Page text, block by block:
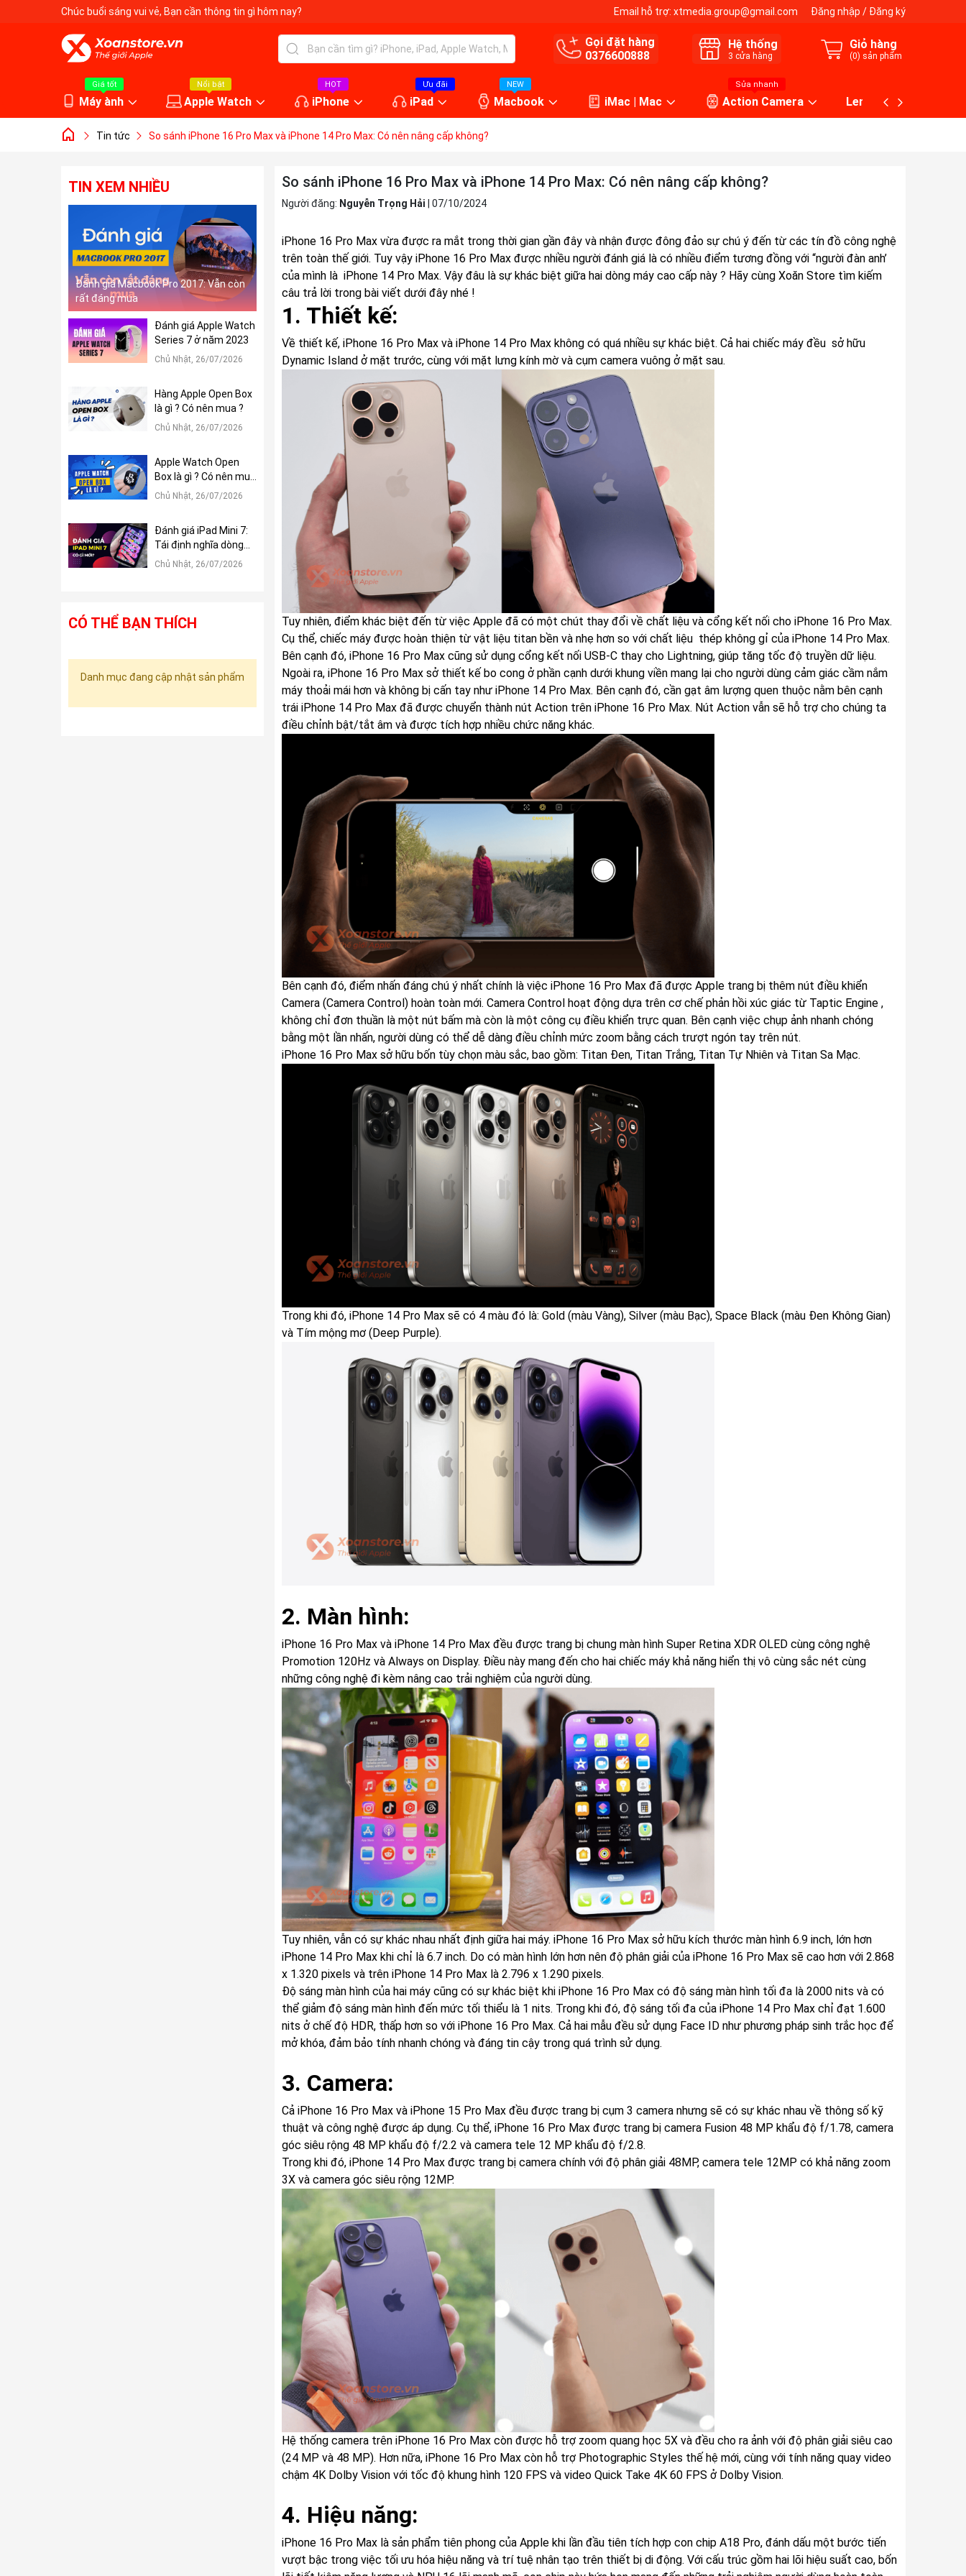
Chúc buổi sáng vui vẻ, Bạn cần thông tin gì hôm nay? Email hỗ trợ: xtmedia.group@gmail.com Đăng nhập / Đăng ký
Gọi đặt hàng
0376600888
Hệ thống
3 cửa hàng
Giỏ hàng
(0) sản phẩm
Giá tốt
Máy ành
Nổi bật
Apple Watch
HOT
iPhone
Ưu đãi
iPad
NEW
Macbook iMac | Mac
Sửa nhanh
Action Camera Lens máy ảnh
Tin tức So sánh iPhone 16 Pro Max và iPhone 14 Pro Max: Có nên nâng cấp không?
So sánh iPhone 16 Pro Max và iPhone 14 Pro Max: Có nên nâng cấp không?
Người đăng: Nguyễn Trọng Hải 07/10/2024
iPhone 16 Pro Max vừa được ra mắt trong thời gian gần đây và nhận được đông đảo sự chú ý đến từ các tín đồ công nghệ
trên toàn thế giới. Tuy vậy iPhone 16 Pro Max được nhiều người đánh giá là có nhiều điểm tương đồng với “người đàn anh’
của mình là iPhone 14 Pro Max. Vậy đâu là sự khác biệt giữa hai dòng máy cao cấp này ? Hãy cùng Xoăn Store tìm kiếm
câu trả lời trong bài viết dưới đây nhé !
1. Thiết kế:
Về thiết kế, iPhone 16 Pro Max và iPhone 14 Pro Max không có quá nhiều sự khác biệt. Cả hai chiếc máy đều sở hữu
Dynamic Island ở mặt trước, cùng với mặt lưng kính mờ và cụm camera vuông ở mặt sau.
Tuy nhiên, điểm khác biệt đến từ việc Apple đã có một chút thay đổi về chất liệu và cổng kết nối cho iPhone 16 Pro Max.
Cụ thể, chiếc máy được hoàn thiện từ vật liệu titan bền và nhẹ hơn so với chất liệu thép không gỉ của iPhone 14 Pro Max.
Bên cạnh đó, iPhone 16 Pro Max cũng sử dụng cổng kết nối USB-C thay cho Lightning, giúp tăng tốc độ truyền dữ liệu.
Ngoài ra, iPhone 16 Pro Max sở thiết kế bo cong ở phần cạnh dưới khung viền mang lại cho người dùng cảm giác cầm nắm
máy thoải mái hơn và không bị cấn tay như iPhone 14 Pro Max. Bên cạnh đó, cần gạt âm lượng quen thuộc nằm bên cạnh
trái iPhone 14 Pro Max đã được chuyển thành nút Action trên iPhone 16 Pro Max. Nút Action vẫn sẽ hỗ trợ cho chúng ta
điều chỉnh bật/tắt âm và được tích hợp nhiều chức năng khác.
Bên cạnh đó, điểm nhấn đáng chú ý nhất chính là việc iPhone 16 Pro Max đã được Apple trang bị thêm nút điều khiển
Camera (Camera Control) hoàn toàn mới. Camera Control hoạt động dựa trên cơ chế phản hồi xúc giác từ Taptic Engine ,
không chỉ đơn thuần là một nút bấm mà còn là một công cụ điều khiển trực quan. Bên cạnh việc chụp ảnh nhanh chóng
bằng một lần nhấn, người dùng có thể dễ dàng điều chỉnh mức zoom bằng cách trượt ngón tay trên nút.
iPhone 16 Pro Max sở hữu bốn tùy chọn màu sắc, bao gồm: Titan Đen, Titan Trắng, Titan Tự Nhiên và Titan Sa Mạc.
Trong khi đó, iPhone 14 Pro Max sẽ có 4 màu đó là: Gold (màu Vàng), Silver (màu Bạc), Space Black (màu Đen Không Gian)
và Tím mộng mơ (Deep Purple).
2. Màn hình:
iPhone 16 Pro Max và iPhone 14 Pro Max đều được trang bị chung màn hình Super Retina XDR OLED cùng công nghệ
Promotion 120Hz và Always on Display. Điều này mang đến cho hai chiếc máy khả năng hiển thị vô cùng sắc nét cùng
những công nghệ đi kèm nâng cao trải nghiệm của người dùng.
Tuy nhiên, vẫn có sự khác nhau nhất định giữa hai máy. iPhone 16 Pro Max sở hữu kích thước màn hình 6.9 inch, lớn hơn
iPhone 14 Pro Max khi chỉ là 6.7 inch. Do có màn hình lớn hơn nên độ phân giải của iPhone 16 Pro Max sẽ cao hơn với 2.868
x 1.320 pixels và trên iPhone 14 Pro Max là 2.796 x 1.290 pixels.
Độ sáng màn hình của hai máy cũng có sự khác biệt khi iPhone 16 Pro Max có độ sáng màn hình tối đa là 2000 nits và có
thể giảm độ sáng màn hình đến mức tối thiểu là 1 nits. Trong khi đó, độ sáng tối đa của iPhone 14 Pro Max chỉ đạt 1.600
nits ở chế độ HDR, thấp hơn so với iPhone 16 Pro Max. Cả hai mẫu đều sử dụng Face ID như phương pháp sinh trắc học để
mở khóa, đảm bảo tính nhanh chóng và đáng tin cậy trong quá trình sử dụng.
3. Camera:
Cả iPhone 16 Pro Max và iPhone 15 Pro Max đều được trang bị cụm 3 camera nhưng sẽ có sự khác nhau về thông số kỹ
thuật và công nghệ được áp dụng. Cụ thể, iPhone 16 Pro Max được trang bị camera Fusion 48 MP khẩu độ f/1.78, camera
góc siêu rộng 48 MP khẩu độ f/2.2 và camera tele 12 MP khẩu độ f/2.8.
Trong khi đó, iPhone 14 Pro Max được trang bị camera chính với độ phân giải 48MP, camera tele 12MP có khả năng zoom
3X và camera góc siêu rộng 12MP.
Hệ thống camera trên iPhone 16 Pro Max còn được hỗ trợ zoom quang học 5X và đều cho ra ảnh với độ phân giải siêu cao
(24 MP và 48 MP). Hơn nữa, iPhone 16 Pro Max còn hỗ trợ Photographic Styles thế hệ mới, cùng với tính năng quay video
chậm 4K Dolby Vision với tốc độ khung hình 120 FPS và video Quick Take 4K 60 FPS ở Dolby Vision.
4. Hiệu năng:
iPhone 16 Pro Max là sản phẩm tiên phong của Apple khi lần đầu tiên tích hợp con chip A18 Pro, đánh dấu một bước tiến
vượt bậc trong việc tối ưu hóa hiệu năng và trí tuệ nhân tạo trên thiết bị di động. Với cấu trúc gồm hai lõi hiệu suất cao, bốn
TIN XEM NHIỀU
Đánh giá Macbook Pro 2017: Vẫn còn
rất đáng mua
Đánh giá Apple Watch
Series 7 ở năm 2023
Chủ Nhật, 26/07/2026
Hàng Apple Open Box
là gì ? Có nên mua ?
Chủ Nhật, 26/07/2026
Apple Watch Open
Box là gì ? Có nên mua
?
Chủ Nhật, 26/07/2026
Đánh giá iPad Mini 7:
Tái định nghĩa dòng
iPad Mini
Chủ Nhật, 26/07/2026
CÓ THỂ BẠN THÍCH
Danh mục đang cập nhật sản phẩm